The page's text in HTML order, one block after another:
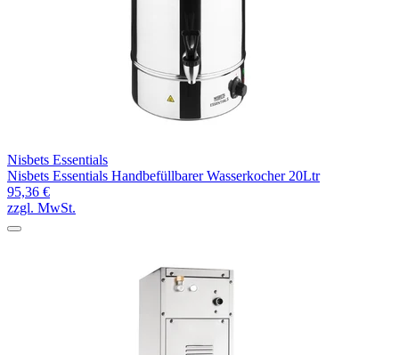
Nisbets Essentials
Nisbets Essentials Handbefüllbarer Wasserkocher 20Ltr
95,36 €
zzgl. MwSt.